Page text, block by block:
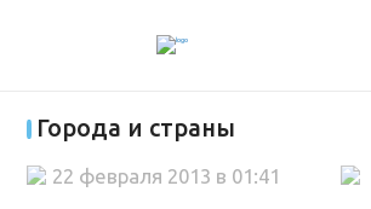
Города и страны
22 февраля 2013 в 01:41